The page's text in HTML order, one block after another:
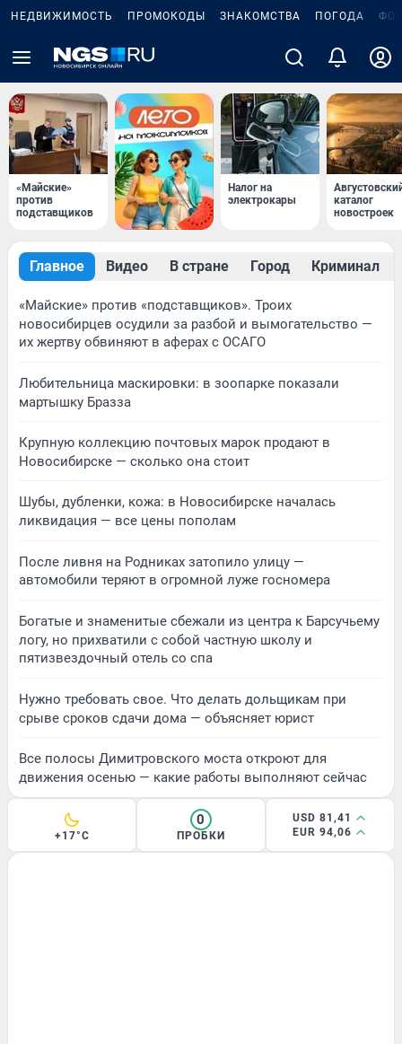
НЕДВИЖИМОСТЬ ПРОМОКОДЫ ЗНАКОМСТВА ПОГОДА
«Майские»
против
подставщиков
Налог на
электрокары
каталог
новостроек
Главное Видео В стране Город Криминал
«Майские» против «подставщиков». Троих
новосибирцев осудили за разбой и вымогательство —
их жертву обвиняют в аферах с ОСАГО
Любительница маскировки: в зоопарке показали
мартышку Бразза
Крупную коллекцию почтовых марок продают в
Новосибирске — сколько она стоит
Шубы, дубленки, кожа: в Новосибирске началась
ликвидация — все цены пополам
После ливня на Родниках затопило улицу —
автомобили теряют в огромной луже госномера
Богатые и знаменитые сбежали из центра к Барсучьему
логу, но прихватили с собой частную школу и
пятизвездочный отель со спа
Нужно требовать свое. Что делать дольщикам при
срыве сроков сдачи дома — объясняет юрист
Все полосы Димитровского моста откроют для
движения осенью — какие работы выполняют сейчас
+17°C
0
ПРОБКИ
USD 81,41
EUR 94,06